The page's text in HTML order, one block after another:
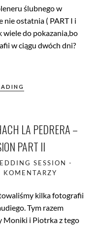
ślubnego w
nie ostatnia ( PART I i
wiele do pokazania,bo
w ciągu dwóch dni?
LA PEDRERA –
PART II
SESSION -
KOMENTARZY
kilka fotografii
Tym razem
Moniki i Piotrka z tego